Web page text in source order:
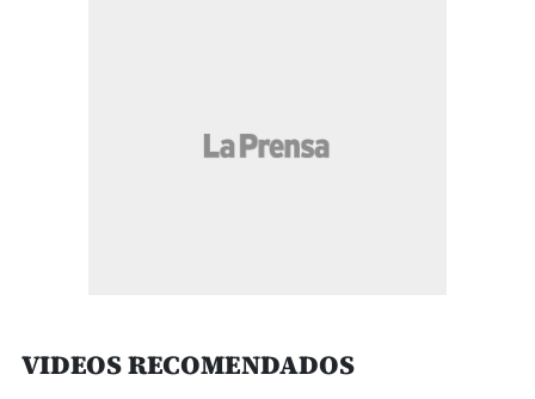
VIDEOS RECOMENDADOS